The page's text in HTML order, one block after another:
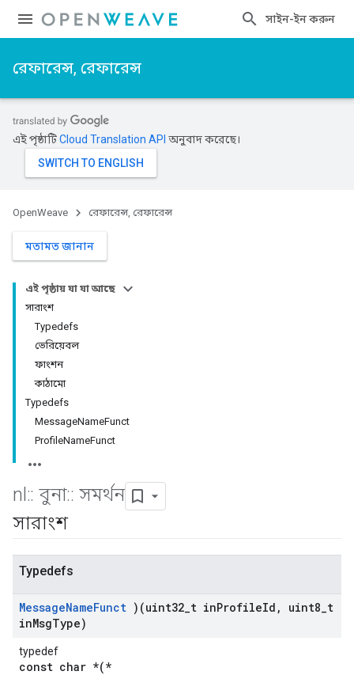
সাইন-ইন করুন
রেফারেন্স, রেফারেন্স
এই পৃষ্ঠাটিCloud Translation API অনুবাদ করেছে।
OpenWeave রেফারেন্স, রেফারেন্স
মতামত জানান
এই পৃষ্ঠায় যা যা আছে
সারাংশ
Typedefs
ভেরিয়েবল
ফাংশন
কাঠামো
Typedefs
MessageNameFunct
ProfileNameFunct
nl :: বুনা:: সমর্থন
সারাংশ
Typedefs
MessageNameFunct )(uint32 t inProfileId , uint8 t
inMsgType)
typedef
const char *(*